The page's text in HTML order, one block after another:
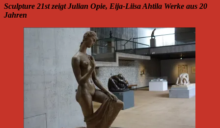
Sculpture 21st zeigt Julian Opie, Eija-Liisa Ahtila Werke aus 20
Jahren